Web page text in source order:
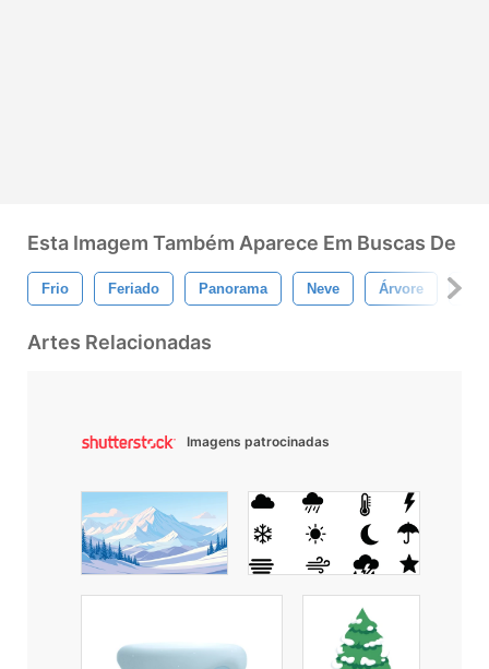
Esta Imagem Também Aparece Em Buscas De
Frio Feriado Panorama Neve Árvore
Artes Relacionadas
Imagens patrocinadas